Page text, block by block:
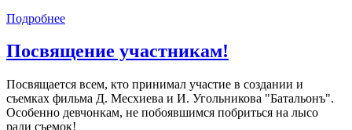
Подробнее
Посвящение участникам!
Посвящается всем, кто принимал участие в создании и
съемках фильма Д. Месхиева и И. Угольникова "Батальонъ".
Особенно девчонкам, не побоявшимся побриться на лысо
ради съемок!